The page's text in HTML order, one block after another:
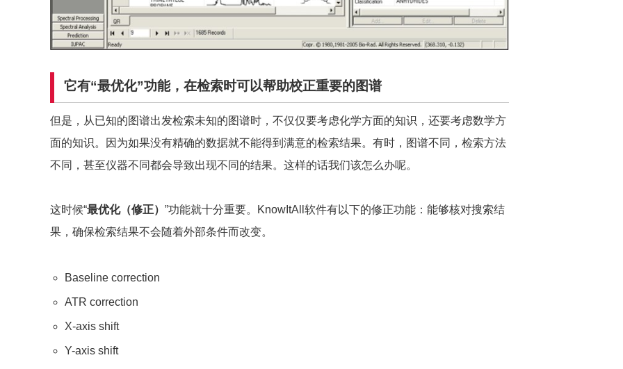
它有“最优化”功能，在检索时可以帮助校正重要的图谱
但是，从已知的图谱出发检索未知的图谱时，不仅仅要考虑化学方面的知识，还要考虑数学方
面的知识。因为如果没有精确的数据就不能得到满意的检索结果。有时，图谱不同，检索方法
不同，甚至仪器不同都会导致出现不同的结果。这样的话我们该怎么办呢。
这时候“最优化（修正） ”功能就十分重要。KnowItAll软件有以下的修正功能：能够核对搜索结
果，确保检索结果不会随着外部条件而改变。
Baseline correction
ATR correction
X-axis shift
Y-axis shift